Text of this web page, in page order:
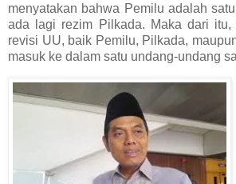
menyatakan bahwa Pemilu adalah
ada lagi rezim Pilkada. Maka dari
revisi UU, baik Pemilu, Pilkada,
masuk ke dalam satu undang-undang